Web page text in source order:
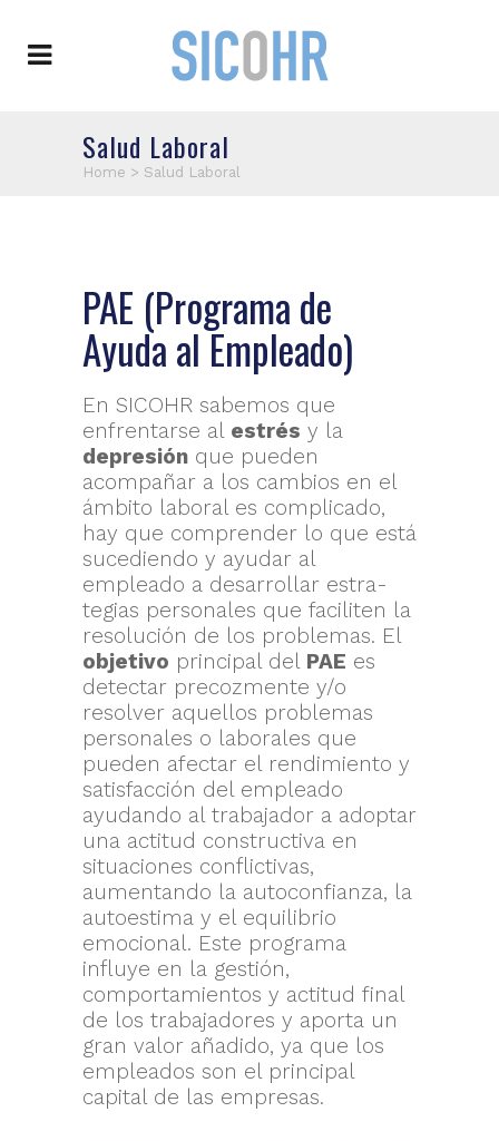
Salud Laboral
Home > Salud Laboral
PAE (Programa de
Ayuda al Empleado)
En SICOHR sabemos que
enfrentarse al estrés y la
depresión que pueden
acompañar a los cambios en el
ámbito laboral es complicado,
hay que comprender lo que está
sucediendo y ayudar al
empleado a desarrollar estra­
tegias personales que faciliten la
resolución de los proble­mas. El
objetivo principal del PAE es
detectar precozmente y/o
resolver aquellos problemas
perso­nales o laborales que
pueden afectar el rendimiento y
satisfacción del empleado
ayudando al trabajador a adoptar
una actitud constructiva en
situaciones conflicti­vas,
aumentando la autoconfianza, la
autoestima y el equilibrio
emocional. Este programa
influye en la gestión,
comportamientos y actitud final
de los trabajadores y aporta un
gran valor añadido, ya que los
empleados son el principal
capital de las empresas.